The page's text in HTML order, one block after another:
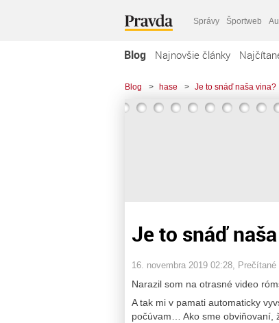
Správy Športweb
Blog Najnovšie články
Blog > hase > Je to snáď naša vina?
Je to snáď
16. novembra 2019 02:28 , Prečítané
Narazil som na otrasné video
A tak mi v pamati automaticky
počúvam… Ako sme obviňovaní,